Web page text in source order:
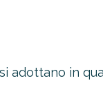
adottano in